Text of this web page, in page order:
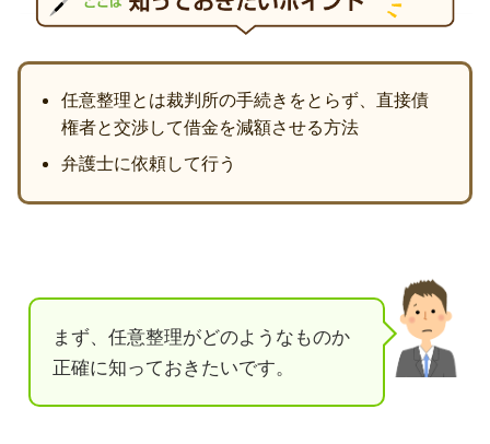
任意整理とは裁判所の手続きをとらず、直接債
権者と交渉して借金を減額させる方法
弁護士に依頼して行う
まず、任意整理がどのようなものか
正確に知っておきたいです。